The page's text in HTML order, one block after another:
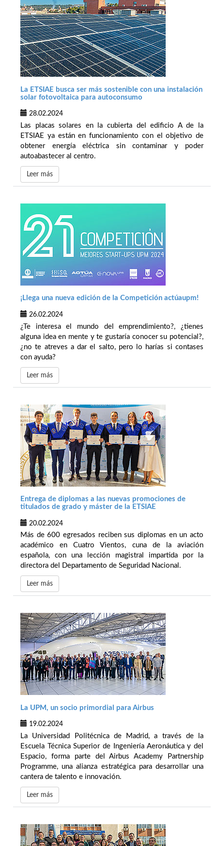
La ETSIAE busca ser más sostenible con una instalación
solar fotovoltaica para autoconsumo
28.02.2024
Las placas solares en la cubierta del edificio A de la
ETSIAE ya están en funcionamiento con el objetivo de
obtener energía eléctrica sin contaminar y poder
autoabastecer al centro.
Leer más
¡Llega una nueva edición de la Competición actúaupm!
26.02.2024
¿Te interesa el mundo del emprendimiento?, ¿tienes
alguna idea en mente y te gustaría conocer su potencial?,
¿no te atreves a dar el salto, pero lo harías si contases
con ayuda?
Leer más
Entrega de diplomas a las nuevas promociones de
titulados de grado y máster de la ETSIAE
20.02.2024
Más de 600 egresados reciben sus diplomas en un acto
académico en Cuatro Vientos, cuna de la aviación
española, con una lección magistral impartida por la
directora del Departamento de Seguridad Nacional.
Leer más
La UPM, un socio primordial para Airbus
19.02.2024
La Universidad Politécnica de Madrid, a través de la
Escuela Técnica Superior de Ingeniería Aeronáutica y del
Espacio, forma parte del Airbus Academy Partnership
Programme, una alianza estratégica para desarrollar una
cantera de talento e innovación.
Leer más